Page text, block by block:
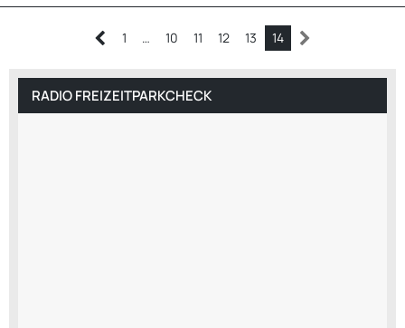
1 … 10 11 12 13 14
RADIO FREIZEITPARKCHECK